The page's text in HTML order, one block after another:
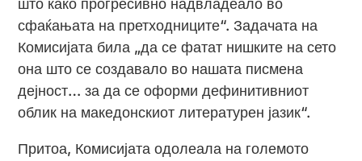
што како прогресивно надвладеало во
сфаќањата на претходниците“. Задачата на
Комисијата била „да се фатат нишките на сето
она што се создавало во нашата писмена
дејност… за да се оформи дефинитивниот
облик на македонскиот литературен јазик“.
Притоа, Комисијата одолеала на големото